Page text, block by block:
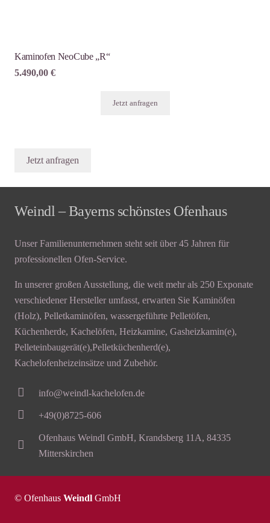
Kaminofen NeoCube „R“
5.490,00 €
Jetzt anfragen
Jetzt anfragen
Weindl – Bayerns schönstes Ofenhaus
Unser Familienunternehmen steht seit über 45 Jahren für
professionellen Ofen-Service.
In unserer großen Ausstellung, die weit mehr als 250 Exponate
verschiedener Hersteller umfasst, erwarten Sie Kaminöfen
(Holz), Pelletkaminöfen, wassergeführte Pelletöfen,
Küchenherde, Kachelöfen, Heizkamine, Gasheizkamin(e),
Pelleteinbaugerät(e),Pelletküchenherd(e),
Kachelofenheizeinsätze und Zubehör.
info@weindl-kachelofen.de
+49(0)8725-606
Ofenhaus Weindl GmbH, Krandsberg 11A, 84335
Mitterskirchen
© Ofenhaus Weindl GmbH